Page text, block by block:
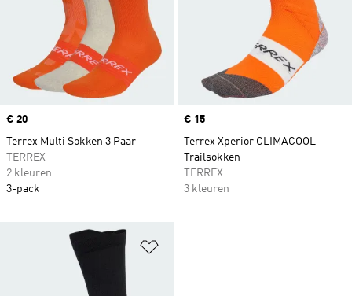
Price
€ 20
Terrex Multi Sokken 3 Paar
TERREX
2 kleuren
3-pack
Price
€ 15
Terrex Xperior CLIMACOOL
Trailsokken
TERREX
3 kleuren